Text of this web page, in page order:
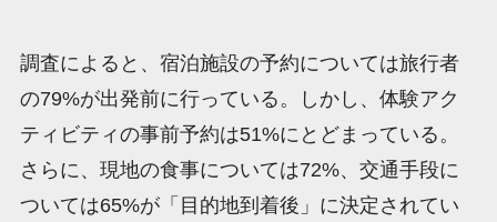
調査によると、宿泊施設の予約については旅行者
の79%が出発前に行っている。しかし、体験アク
ティビティの事前予約は51%にとどまっている。
さらに、現地の食事については72%、交通手段に
ついては65%が「目的地到着後」に決定されてい